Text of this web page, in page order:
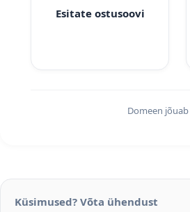
Esitate ostusoovi
Domeen
Küsimused? Võta ühendust